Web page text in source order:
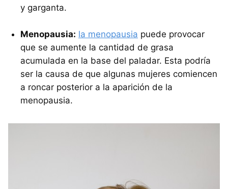
y garganta.
Menopausia: la menopausia puede provocar
que se aumente la cantidad de grasa
acumulada en la base del paladar. Esta podría
ser la causa de que algunas mujeres comiencen
a roncar posterior a la aparición de la
menopausia.